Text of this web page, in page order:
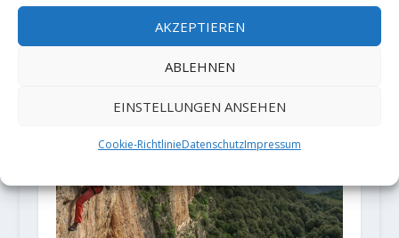
AKZEPTIEREN
ABLEHNEN
EINSTELLUNGEN ANSEHEN
Cookie-RichtlinieDatenschutzImpressum
Geschichte" (8b+)